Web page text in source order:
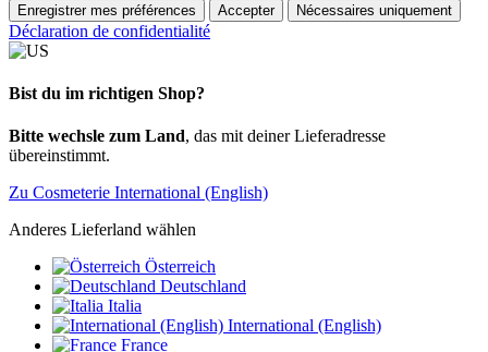
Enregistrer mes préférences Accepter Nécessaires uniquement
Déclaration de confidentialité
Bist du im richtigen Shop?
Bitte wechsle zum Land, das mit deiner Lieferadresse
übereinstimmt.
Zu Cosmeterie International (English)
Anderes Lieferland wählen
Österreich
Deutschland
Italia
International (English)
France